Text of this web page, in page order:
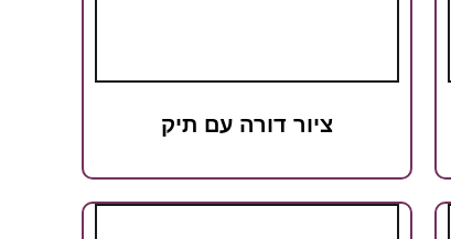
ציור דורה עם תיק